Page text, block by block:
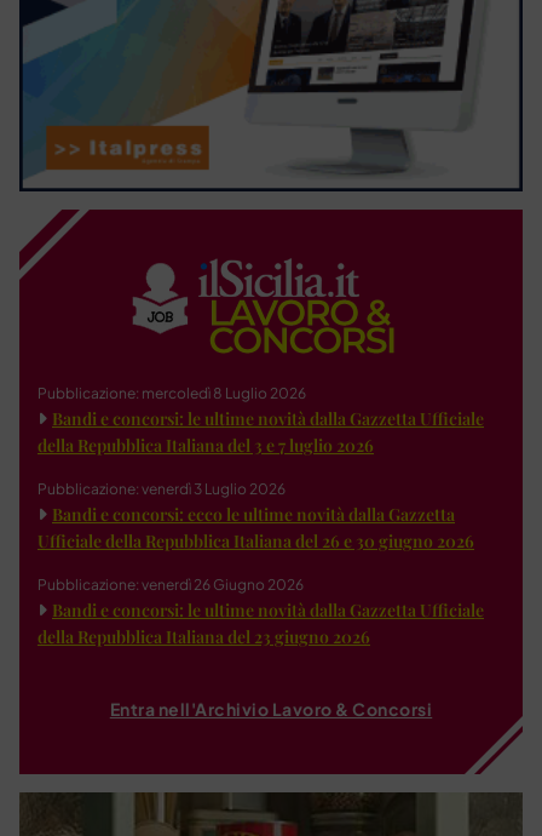
Pubblicazione: mercoledì 8 Luglio 2026
Bandi e concorsi: le ultime novità dalla Gazzetta Ufficiale
della Repubblica Italiana del 3 e 7 luglio 2026
Pubblicazione: venerdì 3 Luglio 2026
Bandi e concorsi: ecco le ultime novità dalla Gazzetta
Ufficiale della Repubblica Italiana del 26 e 30 giugno 2026
Pubblicazione: venerdì 26 Giugno 2026
Bandi e concorsi: le ultime novità dalla Gazzetta Ufficiale
della Repubblica Italiana del 23 giugno 2026
Entra nell'Archivio Lavoro & Concorsi